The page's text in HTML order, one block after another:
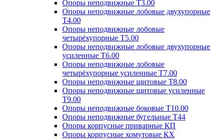
Опоры неподвижные Т3.00
Опоры неподвижные лобовые двухупорные
Т4.00
Опоры неподвижные лобовые
четырёхупорные Т5.00
Опоры неподвижные лобовые двухупорные
усиленные Т6.00
Опоры неподвижные лобовые
четырёхупорные усиленные Т7.00
Опоры неподвижные щитовые Т8.00
Опоры неподвижные щитовые усиленные
Т9.00
Опоры неподвижные боковые Т10.00
Опоры неподвижные бугельные Т44
Опоры корпусные приварные КП
Опоры корпусные хомутовые КХ